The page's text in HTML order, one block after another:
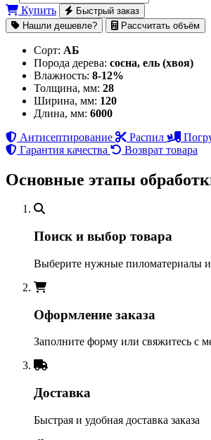
Купить
Быстрый заказ
Нашли дешевле?
Рассчитать объём
Сорт: АБ
Порода дерева: сосна, ель (хвоя)
Влажность: 8-12%
Толщина, мм: 28
Ширина, мм: 120
Длина, мм: 6000
Антисептирование
Распил
Гарантия качества
Возврат товара
Основные этапы
Поиск и выбор товара
Выберите нужные пиломатериалы
Оформление заказа
Заполните форму или свяжитесь с
Доставка
Быстрая и удобная доставка заказа